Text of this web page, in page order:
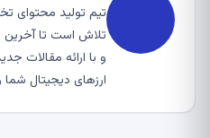
تیم تولید محتوای
تلاش است تا آخرین
و با ارائه مقالات
ارزهای دیجیتال شما